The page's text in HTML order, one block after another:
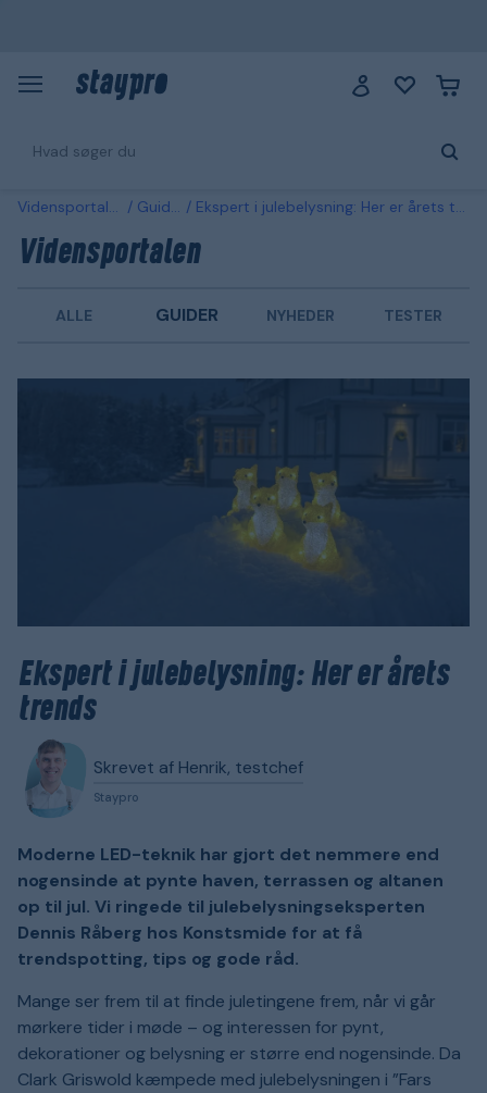
Vidensportalen Guider Ekspert i julebelysning: Her er årets trends
Vidensportalen
ALLE GUIDER NYHEDER TESTER
Ekspert i julebelysning: Her er årets
trends
Skrevet af Henrik, testchef
Staypro
Moderne LED-teknik har gjort det nemmere end
nogensinde at pynte haven, terrassen og altanen
op til jul. Vi ringede til julebelysningseksperten
Dennis Råberg hos Konstsmide for at få
trendspotting, tips og gode råd.
Mange ser frem til at finde juletingene frem, når vi går
mørkere tider i møde – og interessen for pynt,
dekorationer og belysning er større end nogensinde. Da
Clark Griswold kæmpede med julebelysningen i ”Fars